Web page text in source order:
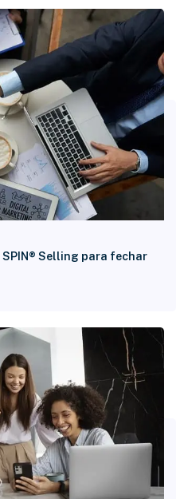
SPIN® Selling para fechar